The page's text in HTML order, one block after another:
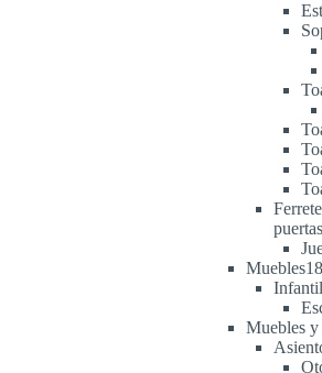
puertas
Muebles18
Infantil
Muebles y